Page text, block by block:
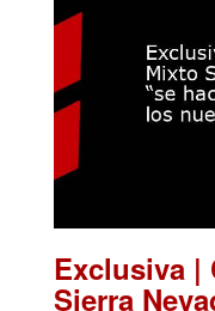
Exclusiva |
Sierra